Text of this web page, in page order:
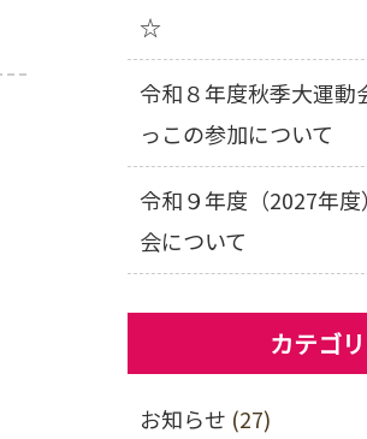
☆
令和８年度秋季大運動
っこの参加について
令和９年度（2027
会について
カテゴ
お知らせ (27)